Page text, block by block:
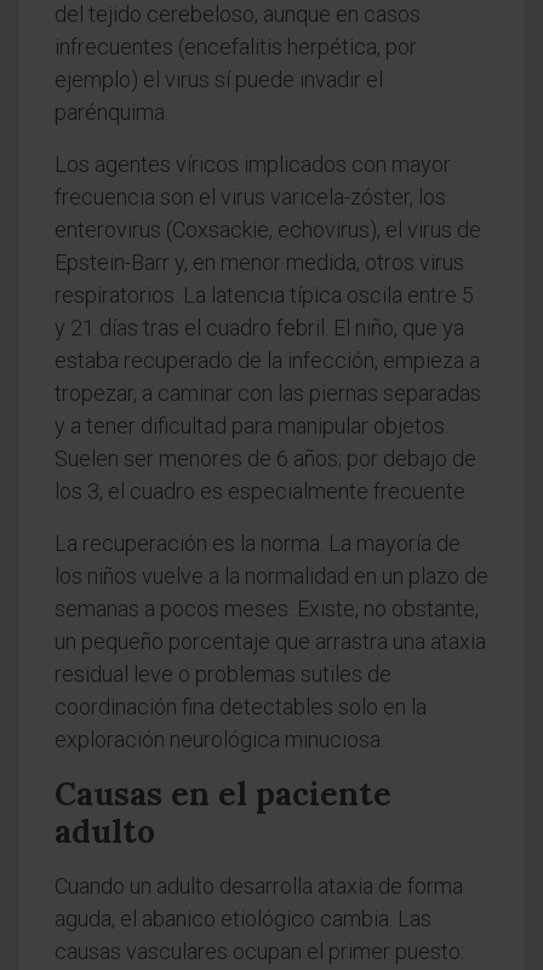
del tejido cerebeloso, aunque en casos
infrecuentes (encefalitis herpética, por
ejemplo) el virus sí puede invadir el
parénquima.
Los agentes víricos implicados con mayor
frecuencia son el virus varicela-zóster, los
enterovirus (Coxsackie, echovirus), el virus de
Epstein-Barr y, en menor medida, otros virus
respiratorios. La latencia típica oscila entre 5
y 21 días tras el cuadro febril. El niño, que ya
estaba recuperado de la infección, empieza a
tropezar, a caminar con las piernas separadas
y a tener dificultad para manipular objetos.
Suelen ser menores de 6 años; por debajo de
los 3, el cuadro es especialmente frecuente.
La recuperación es la norma. La mayoría de
los niños vuelve a la normalidad en un plazo de
semanas a pocos meses. Existe, no obstante,
un pequeño porcentaje que arrastra una ataxia
residual leve o problemas sutiles de
coordinación fina detectables solo en la
exploración neurológica minuciosa.
Causas en el paciente
adulto
Cuando un adulto desarrolla ataxia de forma
aguda, el abanico etiológico cambia. Las
causas vasculares ocupan el primer puesto: